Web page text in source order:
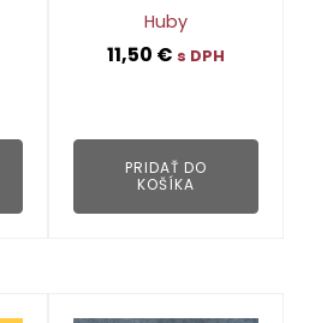
Huby
11,50 € s DPH
PRIDAŤ DO
KOŠÍKA